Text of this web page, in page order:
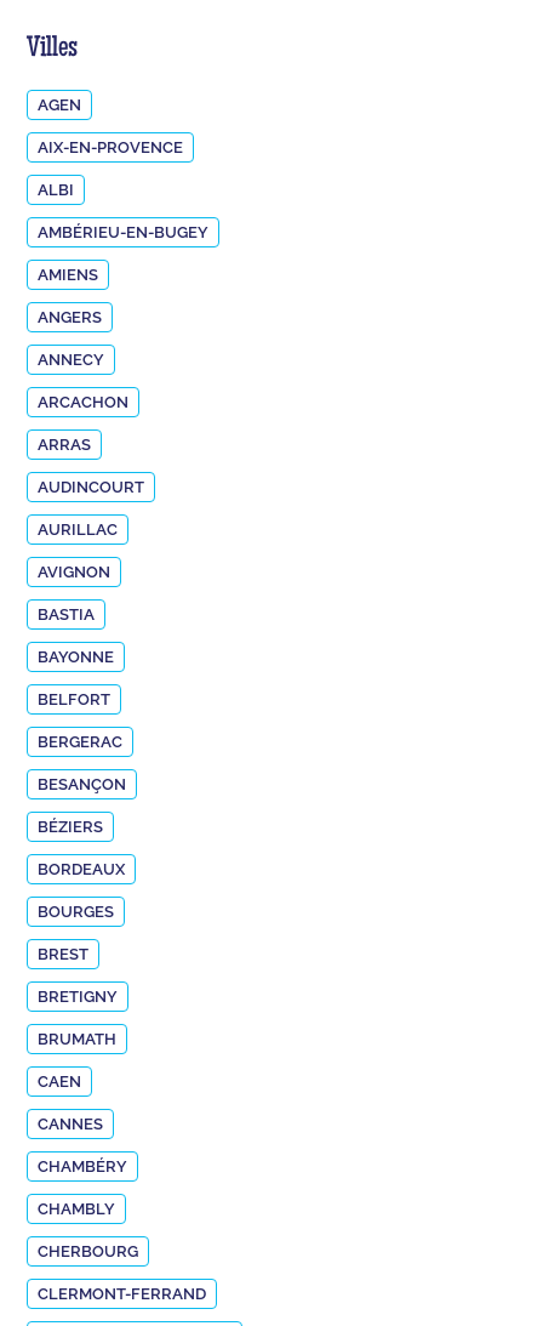
Villes
AGEN
AIX-EN-PROVENCE
ALBI
AMBÉRIEU-EN-BUGEY
AMIENS
ANGERS
ANNECY
ARCACHON
ARRAS
AUDINCOURT
AURILLAC
AVIGNON
BASTIA
BAYONNE
BELFORT
BERGERAC
BESANÇON
BÉZIERS
BORDEAUX
BOURGES
BREST
BRETIGNY
BRUMATH
CAEN
CANNES
CHAMBÉRY
CHAMBLY
CHERBOURG
CLERMONT-FERRAND